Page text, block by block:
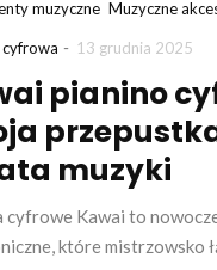
muzyczne Muzyczne
- 13 grudnia 2025
pianino
muzyki
cyfrowe Kawai to
które mistrzowsko